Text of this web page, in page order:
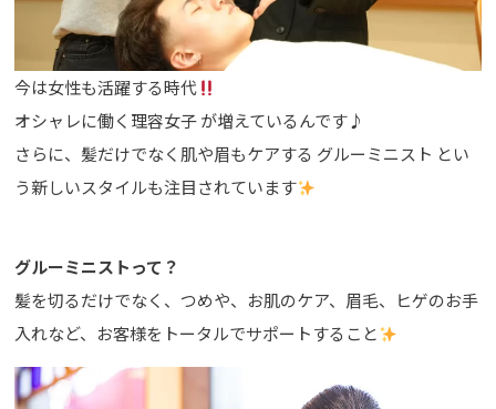
今は女性も活躍する時代
オシャレに働く理容女子 が増えているんです♪
さらに、髪だけでなく肌や眉もケアする グルーミニスト とい
う新しいスタイルも注目されています
グルーミニストって？
髪を切るだけでなく、つめや、お肌のケア、眉毛、ヒゲのお手
入れなど、お客様をトータルでサポートすること